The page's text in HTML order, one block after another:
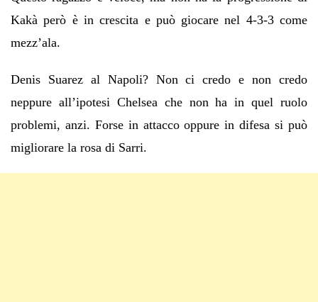
Kakà però è in crescita e può giocare nel 4-3-3 come
mezz’ala.
Denis Suarez al Napoli? Non ci credo e non credo
neppure all’ipotesi Chelsea che non ha in quel ruolo
problemi, anzi. Forse in attacco oppure in difesa si può
migliorare la rosa di Sarri.